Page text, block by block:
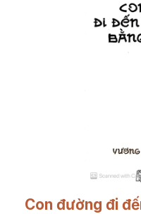
Con đường đi